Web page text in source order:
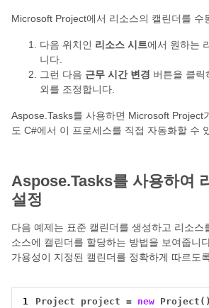
Microsoft Project에서 리소스의 캘린더를 수
다음 위치인 리소스 시트에서 원하는
니다.
그런 다음 근무 시간 변경 버튼을 클릭
외를 조정합니다.
Aspose.Tasks를 사용하면 Microsoft Project
도 C#에서 이 프로세스를 직접 자동화할 수
Aspose.Tasks를 사용하여
설정
다음 예제는 표준 캘린더를 생성하고 리소스
소스에 캘린더를 할당하는 방법을 보여줍니
가용성이 지정된 캘린더를 정확하게 따르도
1 Project project = new